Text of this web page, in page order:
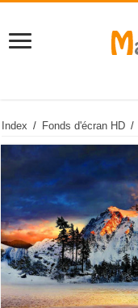
Index / Fonds d'écran HD /